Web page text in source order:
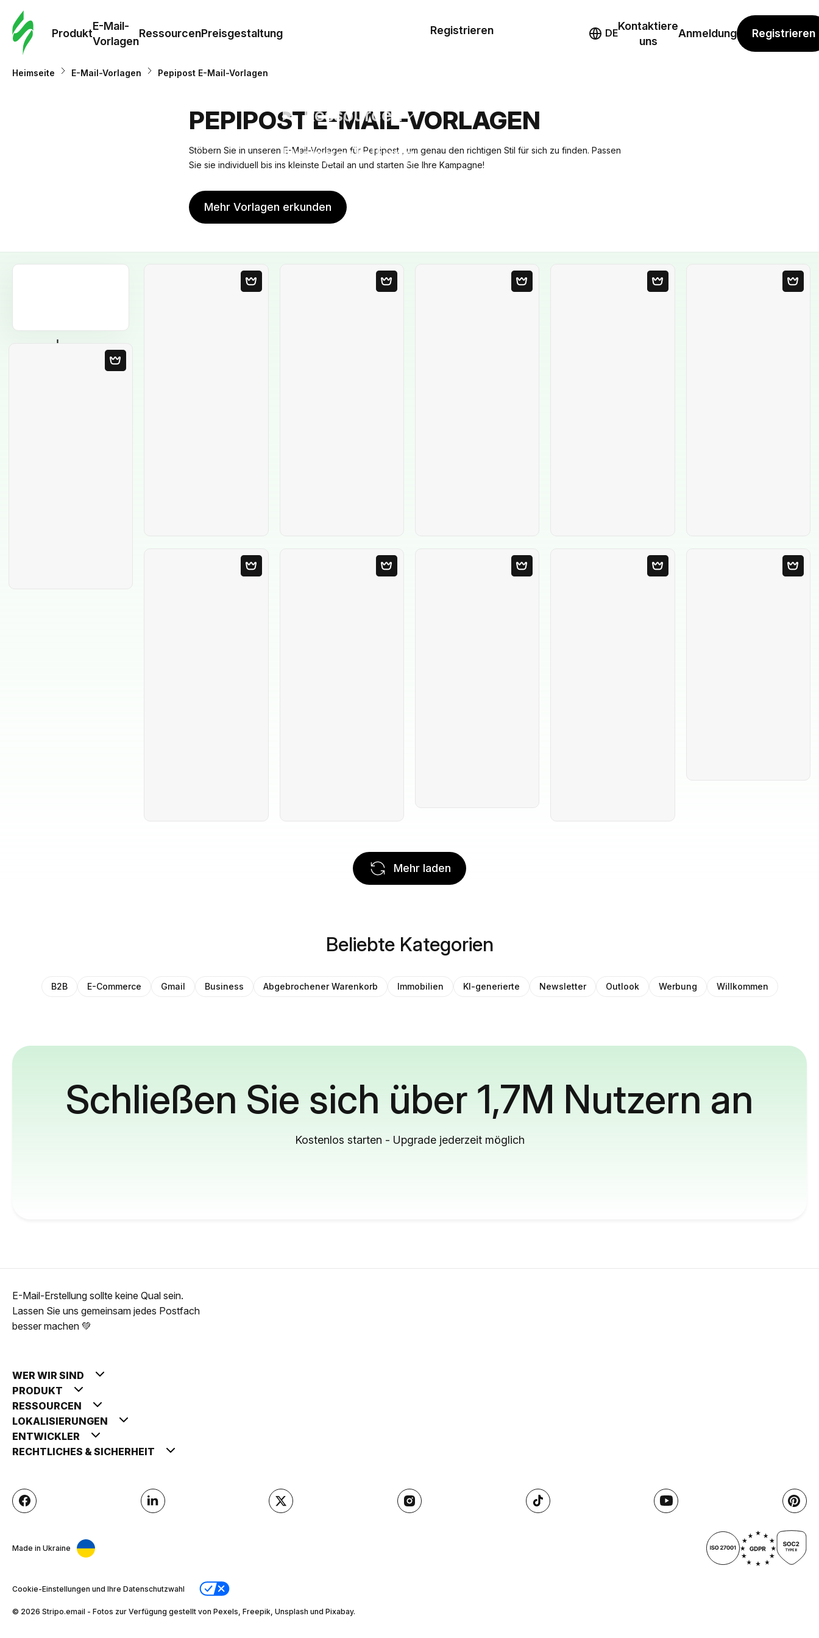
Produkt
E-Mail-
Vorlagen
RessourcenPreisgestaltung
Ressourcen
Preisgestaltung
Registrieren DE
Kontaktiere
uns
Anmeldung Registrieren
Heimseite E-Mail-Vorlagen Pepipost E-Mail-Vorlagen
PEPIPOST E-MAIL-VORLAGEN
Stöbern Sie in unseren E-Mail-Vorlagen für Pepipost , um genau den richtigen Stil für sich zu finden. Passen
Sie sie individuell bis ins kleinste Detail an und starten Sie Ihre Kampagne!
Mehr Vorlagen erkunden
Mehr laden
Beliebte Kategorien
B2B E-Commerce Gmail Business Abgebrochener Warenkorb Immobilien KI-generierte Newsletter Outlook Werbung Willkommen
Schließen Sie sich über 1,7M Nutzern an
Kostenlos starten - Upgrade jederzeit möglich
E-Mail-Erstellung sollte keine Qual sein.
Lassen Sie uns gemeinsam jedes Postfach
besser machen 💚
WER WIR SIND
PRODUKT
RESSOURCEN
LOKALISIERUNGEN
ENTWICKLER
RECHTLICHES & SICHERHEIT
Made in Ukraine
Cookie-Einstellungen und Ihre Datenschutzwahl
© 2026 Stripо.email - Fotos zur Verfügung gestellt von Pexels, Freepik, Unsplash und Pixabay.